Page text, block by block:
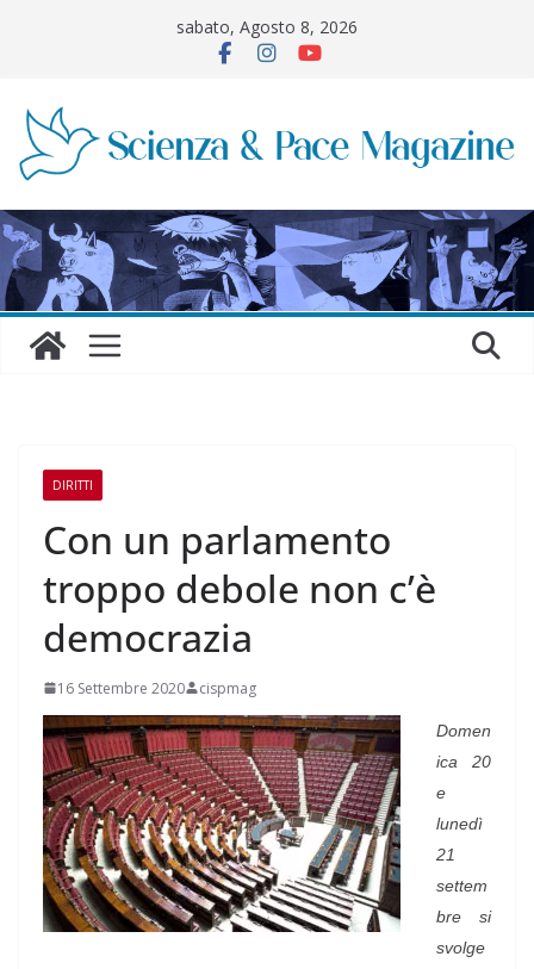
sabato, Agosto 8, 2026
DIRITTI
Con un parlamento
troppo debole non c’è
democrazia
16 Settembre 2020 cispmag
Domen
ica 20
e
lunedì
21
settem
bre si
svolge